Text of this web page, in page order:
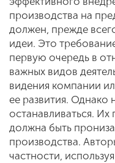
производства на
должен, прежде
идеи. Это
первую очередь в
важных видов
видения компании
ее развития. Однако
останавливаться.
должна быть
производства.
частности,